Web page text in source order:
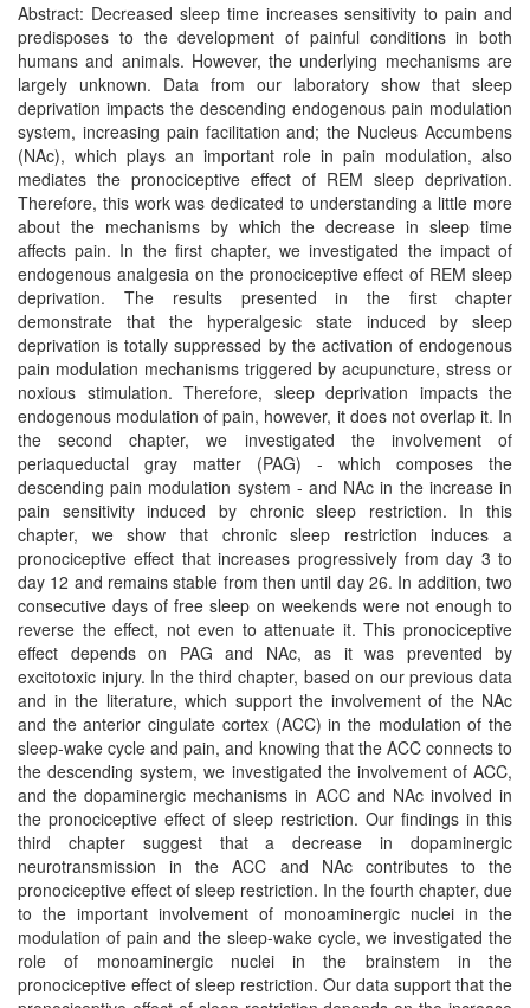
Abstract: Decreased sleep time increases sensitivity to pain and
predisposes to the development of painful conditions in both
humans and animals. However, the underlying mechanisms are
largely unknown. Data from our laboratory show that sleep
deprivation impacts the descending endogenous pain modulation
system, increasing pain facilitation and; the Nucleus Accumbens
(NAc), which plays an important role in pain modulation, also
mediates the pronociceptive effect of REM sleep deprivation.
Therefore, this work was dedicated to understanding a little more
about the mechanisms by which the decrease in sleep time
affects pain. In the first chapter, we investigated the impact of
endogenous analgesia on the pronociceptive effect of REM sleep
deprivation. The results presented in the first chapter
demonstrate that the hyperalgesic state induced by sleep
deprivation is totally suppressed by the activation of endogenous
pain modulation mechanisms triggered by acupuncture, stress or
noxious stimulation. Therefore, sleep deprivation impacts the
endogenous modulation of pain, however, it does not overlap it. In
the second chapter, we investigated the involvement of
periaqueductal gray matter (PAG) - which composes the
descending pain modulation system - and NAc in the increase in
pain sensitivity induced by chronic sleep restriction. In this
chapter, we show that chronic sleep restriction induces a
pronociceptive effect that increases progressively from day 3 to
day 12 and remains stable from then until day 26. In addition, two
consecutive days of free sleep on weekends were not enough to
reverse the effect, not even to attenuate it. This pronociceptive
effect depends on PAG and NAc, as it was prevented by
excitotoxic injury. In the third chapter, based on our previous data
and in the literature, which support the involvement of the NAc
and the anterior cingulate cortex (ACC) in the modulation of the
sleep-wake cycle and pain, and knowing that the ACC connects to
the descending system, we investigated the involvement of ACC,
and the dopaminergic mechanisms in ACC and NAc involved in
the pronociceptive effect of sleep restriction. Our findings in this
third chapter suggest that a decrease in dopaminergic
neurotransmission in the ACC and NAc contributes to the
pronociceptive effect of sleep restriction. In the fourth chapter, due
to the important involvement of monoaminergic nuclei in the
modulation of pain and the sleep-wake cycle, we investigated the
role of monoaminergic nuclei in the brainstem in the
pronociceptive effect of sleep restriction. Our data support that the